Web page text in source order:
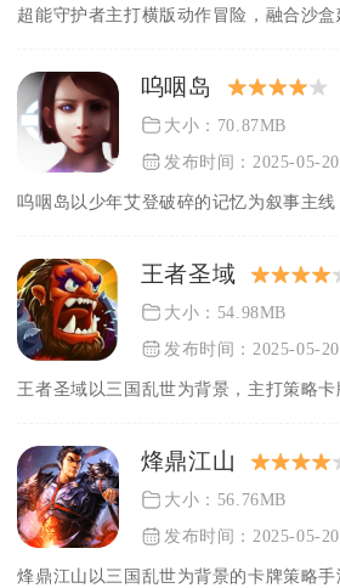
呜咽岛
大小：70.87MB
发布时间：2025-05-20
王者圣域
大小：54.98MB
发布时间：2025-05-20
烽鼎江山
大小：56.76MB
发布时间：2025-05-20